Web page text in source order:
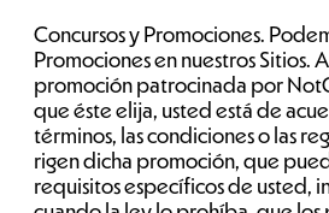
Concursos y Promociones.
Promociones en nuestros Sitios.
promoción patrocinada por
que éste elija, usted está de
términos, las condiciones o las
rigen dicha promoción, que
requisitos específicos de usted,